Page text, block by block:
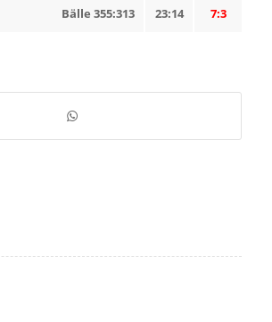
7:3
23:14
Bälle 355:313